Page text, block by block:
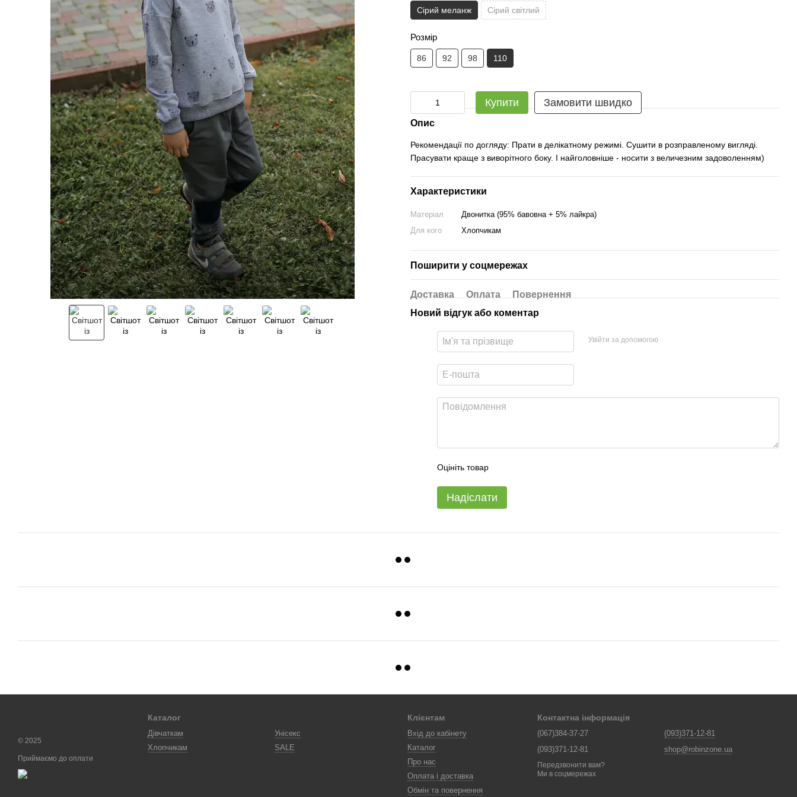
Сірий меланж Сірий світлий
Розмір
86 92 98 110
Купити Замовити швидко
Опис
Рекомендації по догляду: Прати в делікатному режимі. Сушити в розправленому вигляді.
Прасувати краще з виворітного боку. І найголовніше - носити з величезним задоволенням)
Характеристики
Матеріал
Двонитка (95% бавовна + 5% лайкра)
Для кого
Хлопчикам
Поширити у соцмережах
Доставка Оплата
Повернення
Новий відгук або коментар
Увійти за допомогою
Оцініть товар
Надіслати
© 2025
Приймаємо до оплати
Каталог
Дівчаткам
Хлопчикам
Унісекс
SALE
Клієнтам
Вхід до кабінету
Каталог
Про нас
Оплата і доставка
Обмін та повернення
Контактна інформація
(067)384-37-27
(093)371-12-81
Передзвонити вам?
(093)371-12-81
shop@robinzone.ua
Ми в соцмережах